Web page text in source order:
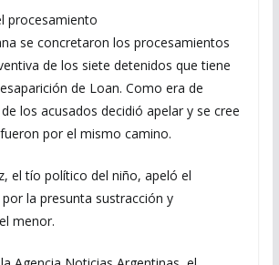
procesamiento
se concretaron los procesamientos
de los siete detenidos que tiene
de Loan. Como era de
los acusados decidió apelar y se cree
por el mismo camino.
el tío político del niño, apeló el
la presunta sustracción y
menor.